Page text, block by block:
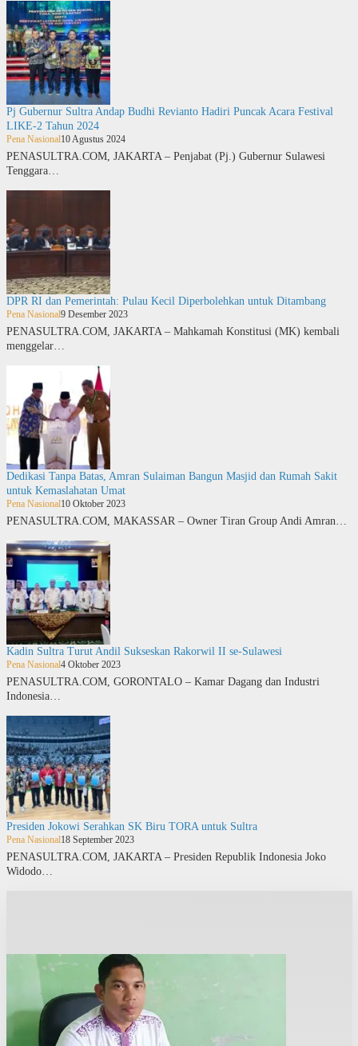
Pj Gubernur Sultra Andap Budhi Revianto Hadiri Puncak Acara Festival
LIKE-2 Tahun 2024
Pena Nasional10 Agustus 2024
PENASULTRA.COM, JAKARTA – Penjabat (Pj.) Gubernur Sulawesi
Tenggara…
DPR RI dan Pemerintah: Pulau Kecil Diperbolehkan untuk Ditambang
Pena Nasional9 Desember 2023
PENASULTRA.COM, JAKARTA – Mahkamah Konstitusi (MK) kembali
menggelar…
Dedikasi Tanpa Batas, Amran Sulaiman Bangun Masjid dan Rumah Sakit
untuk Kemaslahatan Umat
Pena Nasional10 Oktober 2023
PENASULTRA.COM, MAKASSAR – Owner Tiran Group Andi Amran…
Kadin Sultra Turut Andil Sukseskan Rakorwil II se-Sulawesi
Pena Nasional4 Oktober 2023
PENASULTRA.COM, GORONTALO – Kamar Dagang dan Industri
Indonesia…
Presiden Jokowi Serahkan SK Biru TORA untuk Sultra
Pena Nasional18 September 2023
PENASULTRA.COM, JAKARTA – Presiden Republik Indonesia Joko
Widodo…